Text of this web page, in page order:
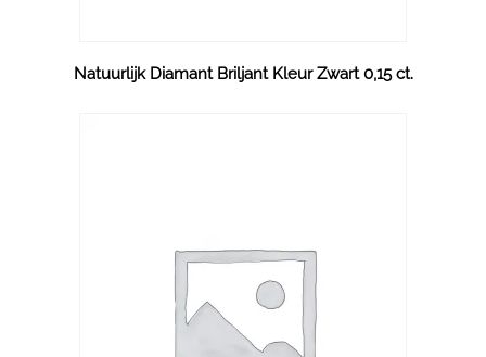
Natuurlijk Diamant Briljant Kleur Zwart 0,15 ct.